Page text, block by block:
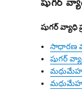
షుగర్
షుగర్ వ్యాధి
సాధారణ
షుగర్